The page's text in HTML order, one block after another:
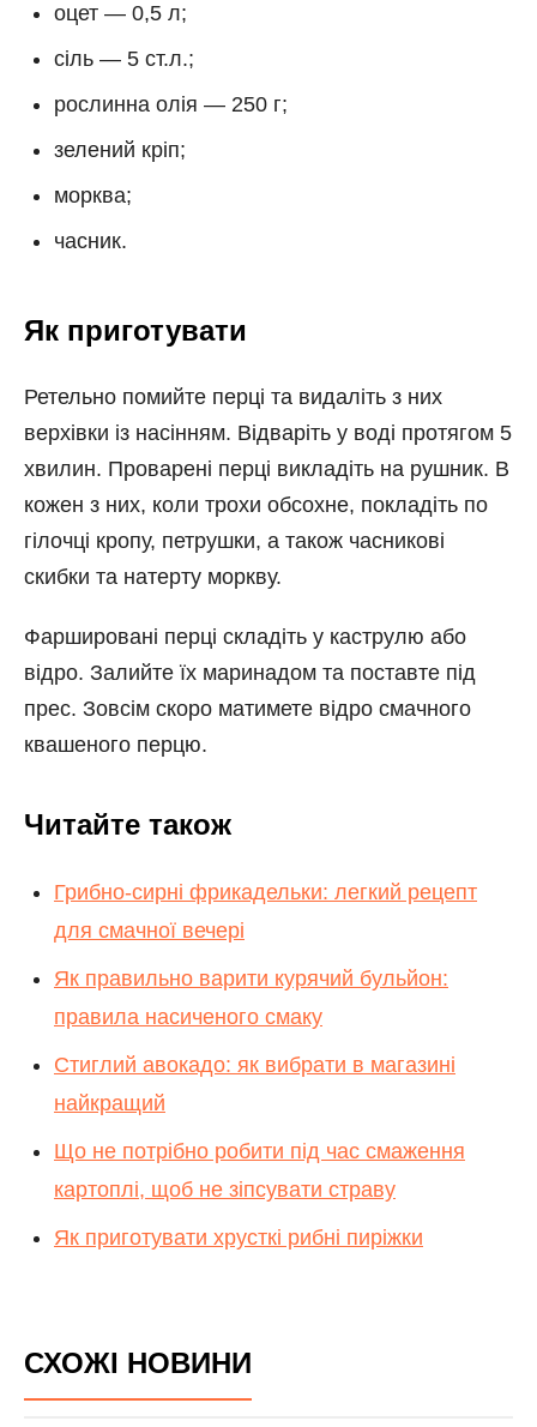
оцет — 0,5 л;
сіль — 5 ст.л.;
рослинна олія — 250 г;
зелений кріп;
морква;
часник.
Як приготувати
Ретельно помийте перці та видаліть з них
верхівки із насінням. Відваріть у воді протягом 5
хвилин. Проварені перці викладіть на рушник. В
кожен з них, коли трохи обсохне, покладіть по
гілочці кропу, петрушки, а також часникові
скибки та натерту моркву.
Фаршировані перці складіть у каструлю або
відро. Залийте їх маринадом та поставте під
прес. Зовсім скоро матимете відро смачного
квашеного перцю.
Читайте також
Грибно-сирні фрикадельки: легкий рецепт
для смачної вечері
Як правильно варити курячий бульйон:
правила насиченого смаку
Стиглий авокадо: як вибрати в магазині
найкращий
Що не потрібно робити під час смаження
картоплі, щоб не зіпсувати страву
Як приготувати хрусткі рибні пиріжки
СХОЖІ НОВИНИ